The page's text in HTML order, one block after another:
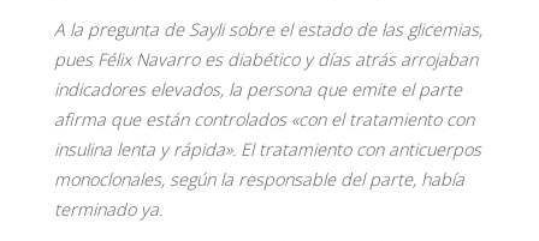
A la pregunta de Sayli sobre el estado de las glicemias,
pues Félix Navarro es diabético y días atrás arrojaban
indicadores elevados, la persona que emite el parte
afirma que están controlados «con el tratamiento con
insulina lenta y rápida». El tratamiento con anticuerpos
monoclonales, según la responsable del parte, había
terminado ya.